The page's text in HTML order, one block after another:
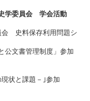
学委員会 学会活動
会 史料保存利用問題シ
公文書管理制度」参加
状と課題－｣参加